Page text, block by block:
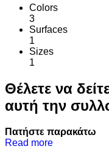
Colors
3
Surfaces
1
Sizes
1
Θέλετε να
αυτή την
Πατήστε παρακάτω
Read more